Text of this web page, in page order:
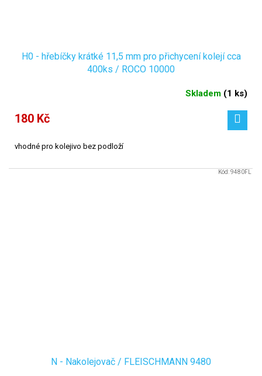
H0 - hřebíčky krátké 11,5 mm pro přichycení kolejí cca
400ks / ROCO 10000
Skladem (1 ks)
180 Kč
vhodné pro kolejivo bez podloží
N - Nakolejovač / FLEISCHMANN 9480
Kód:9480FL